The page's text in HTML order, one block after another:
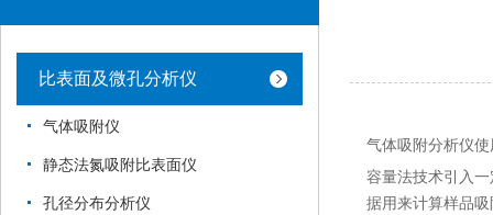
比表面及微孔分析仪
气体吸附仪
静态法氮吸附比表面仪
孔径分布分析仪
气体吸附分析仪
容量法技术引入
据用来计算样品